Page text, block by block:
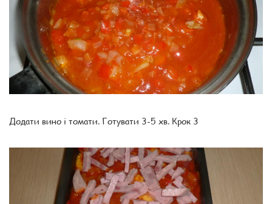
Додати вино і томати. Готувати 3-5 хв. Крок 3